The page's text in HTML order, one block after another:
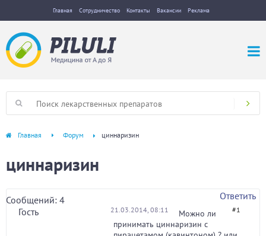
Главная Сотрудничество Контакты Вакансии Реклама
Главная Форум циннаризин
циннаризин
Сообщений: 4
Ответить
Гость
21.03.2014, 08:11 #1
Можно ли
принимать циннаризин с